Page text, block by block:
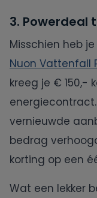
3. Powerdeal
Misschien heb
Nuon Vattenfall
kreeg je € 150,-
vernieuwde
bedrag
korting op een
Wat een lekker